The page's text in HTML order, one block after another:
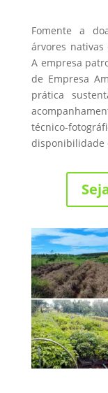
Fomente a
árvores nativas
A empresa
de Empresa
prática
técnico-
disponibilidade